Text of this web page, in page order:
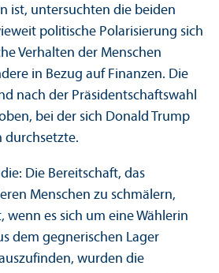
ist, unter­suchten die beiden
politische Polarisierung sich
Verhalten der Menschen
in Bezug auf Finanzen. Die
nach der Präsidentschafts­wahl
bei der sich Donald Trump
durchsetzte.
Die Bereitschaft, das
Menschen zu schmälern,
wenn es sich um eine Wählerin
dem gegnerischen Lager
wurden die